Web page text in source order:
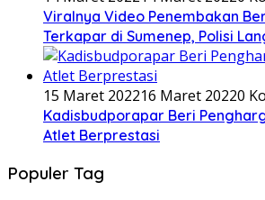
Viralnya Video Penembakan
Terkapar di Sumenep, Polisi
15 Maret 202216 Maret 20220
Kadisbudporapar Beri
Atlet Berprestasi
Populer Tag